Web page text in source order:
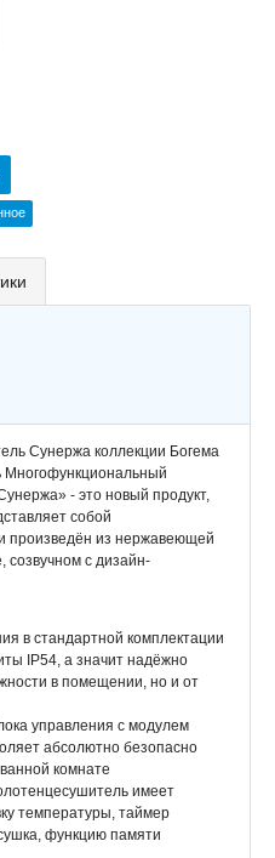
Сунержа коллекции Богема
Многофункциональный
- это новый продукт,
собой
произведён из нержавеющей
созвучном с дизайн-
в стандартной комплектации
IP54, а значит надёжно
в помещении, но и от
управления с модулем
абсолютно безопасно
комнате
имеет
температуры, таймер
функцию памяти